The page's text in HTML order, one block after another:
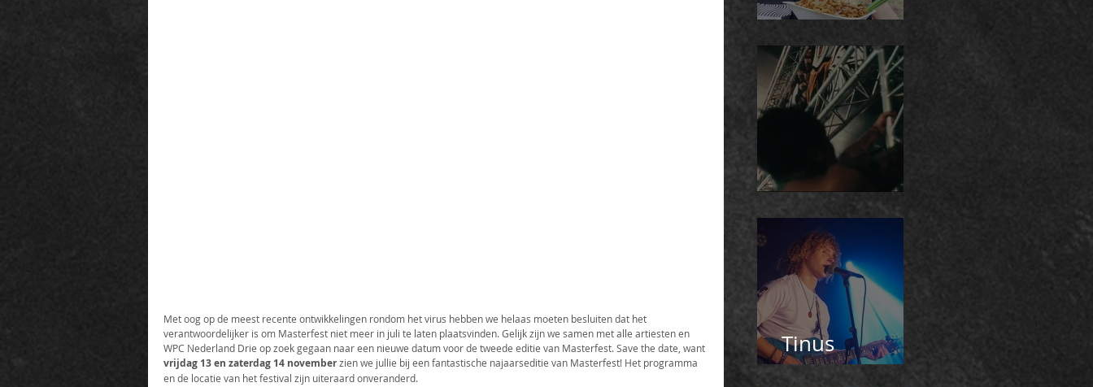
Met oog op de meest recente ontwikkelingen rondom het virus hebben we helaas moeten besluiten dat het
verantwoordelijker is om Masterfest niet meer in juli te laten plaatsvinden. Gelijk zijn we samen met alle artiesten en
WPC Nederland Drie op zoek gegaan naar een nieuwe datum voor de tweede editie van Masterfest. Save the date, want
vrijdag 13 en zaterdag 14 november zien we jullie bij een fantastische najaarseditie van Masterfest! Het programma
en de locatie van het festival zijn uiteraard onveranderd.
ArcTanGent
Jera On Air
Tinus
Doelman